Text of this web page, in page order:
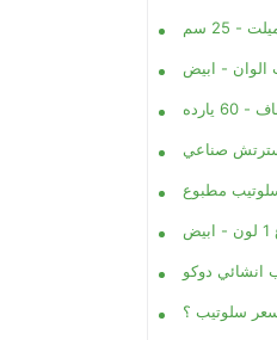
25 سم
الوان - ابيض
يارده
صناعي
مطبوع
انشائي دوكو
سلوتيب ؟